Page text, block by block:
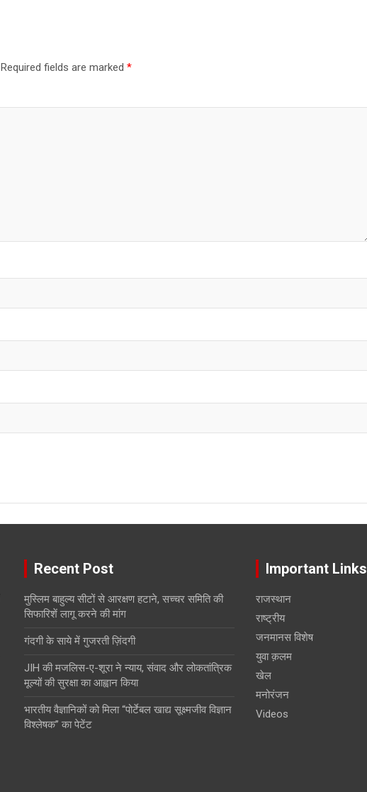
Required fields are marked *
Recent Post
मुस्लिम बाहुल्य सीटों से आरक्षण हटाने, सच्चर समिति की
सिफारिशें लागू करने की मांग
गंदगी के साये में गुजरती ज़िंदगी
JIH की मजलिस-ए-शूरा ने न्याय, संवाद और लोकतांत्रिक
मूल्यों की सुरक्षा का आह्वान किया
भारतीय वैज्ञानिकों को मिला “पोर्टेबल खाद्य सूक्ष्मजीव विज्ञान
विश्लेषक” का पेटेंट
Important Links
राजस्थान
राष्ट्रीय
जनमानस विशेष
युवा क़लम
खेल
मनोरंजन
Videos